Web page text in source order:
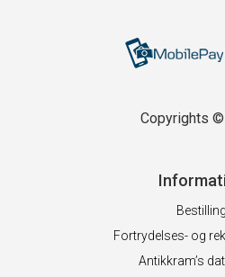
Copyrights
Bestilling
Fortrydelses- og
Antikkram’s